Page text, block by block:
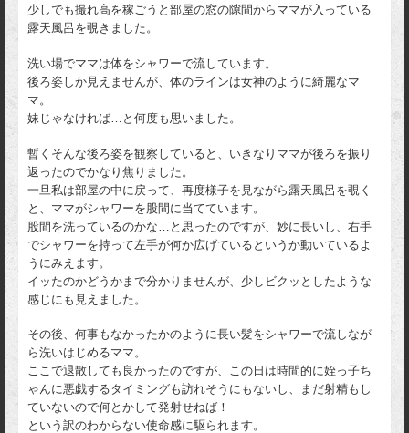
少しでも撮れ高を稼ごうと部屋の窓の隙間からママが入っている
露天風呂を覗きました。
洗い場でママは体をシャワーで流しています。
後ろ姿しか見えませんが、体のラインは女神のように綺麗なマ
マ。
妹じゃなければ…と何度も思いました。
暫くそんな後ろ姿を観察していると、いきなりママが後ろを振り
返ったのでかなり焦りました。
一旦私は部屋の中に戻って、再度様子を見ながら露天風呂を覗く
と、ママがシャワーを股間に当てています。
股間を洗っているのかな…と思ったのですが、妙に長いし、右手
でシャワーを持って左手が何か広げているというか動いているよ
うにみえます。
イッたのかどうかまで分かりませんが、少しビクッとしたような
感じにも見えました。
その後、何事もなかったかのように長い髪をシャワーで流しなが
ら洗いはじめるママ。
ここで退散しても良かったのですが、この日は時間的に姪っ子ち
ゃんに悪戯するタイミングも訪れそうにもないし、まだ射精もし
ていないので何とかして発射せねば！
という訳のわからない使命感に駆られます。